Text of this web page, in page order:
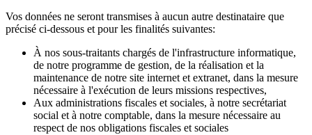
Vos données ne seront transmises à aucun autre destinataire que
précisé ci-dessous et pour les finalités suivantes:
À nos sous-traitants chargés de l'infrastructure informatique,
de notre programme de gestion, de la réalisation et la
maintenance de notre site internet et extranet, dans la mesure
nécessaire à l'exécution de leurs missions respectives,
Aux administrations fiscales et sociales, à notre secrétariat
social et à notre comptable, dans la mesure nécessaire au
respect de nos obligations fiscales et sociales